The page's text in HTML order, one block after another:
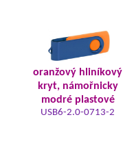
oranžový hliníkový
kryt, námořnicky
modré plastové
USB6-2.0-0713-2